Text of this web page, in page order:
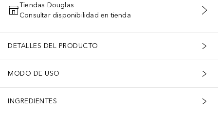
AÑADIR AL CARRITO
Tiendas Douglas
Consultar disponibilidad en tienda
DETALLES DEL PRODUCTO
MODO DE USO
INGREDIENTES